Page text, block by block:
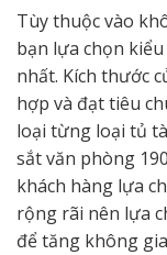
Tùy thuộc vào
bạn lựa chọn
nhất. Kích thước
hợp và đạt tiêu
loại từng loại tủ
sắt văn phòng
khách hàng lựa
rộng rãi nên lựa
để tăng không